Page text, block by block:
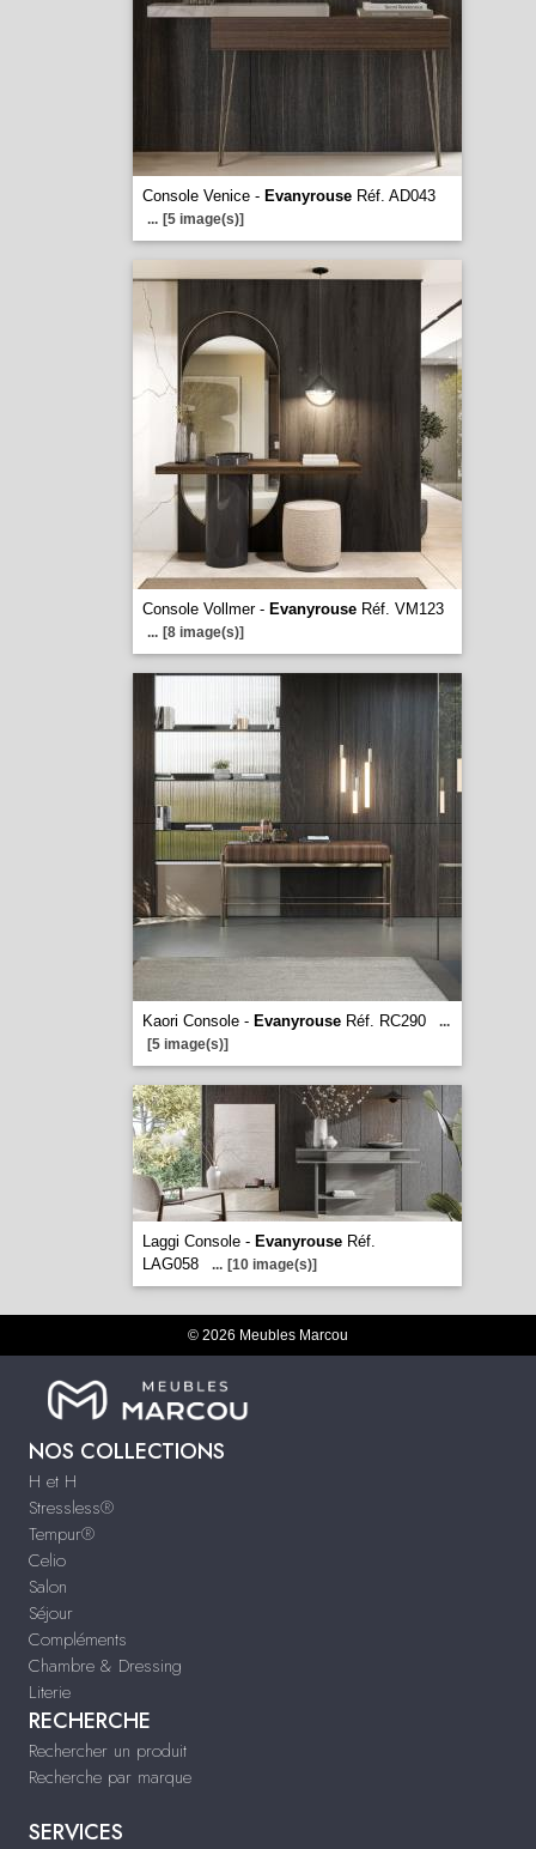
Console Venice - EvanyrouseRéf. AD043
... [5 image(s)]
Console Vollmer - EvanyrouseRéf. VM123
... [8 image(s)]
Kaori Console - EvanyrouseRéf. RC290
...
[5 image(s)]
Laggi Console - EvanyrouseRéf.
LAG058
... [10 image(s)]
© 2026 Meubles Marcou
NOS COLLECTIONS
H et H
Stressless®
Tempur®
Celio
Salon
Séjour
Compléments
Chambre & Dressing
Literie
RECHERCHE
Rechercher un produit
Recherche par marque
SERVICES